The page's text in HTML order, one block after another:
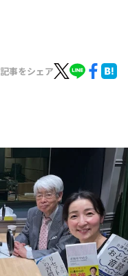
事をシェア